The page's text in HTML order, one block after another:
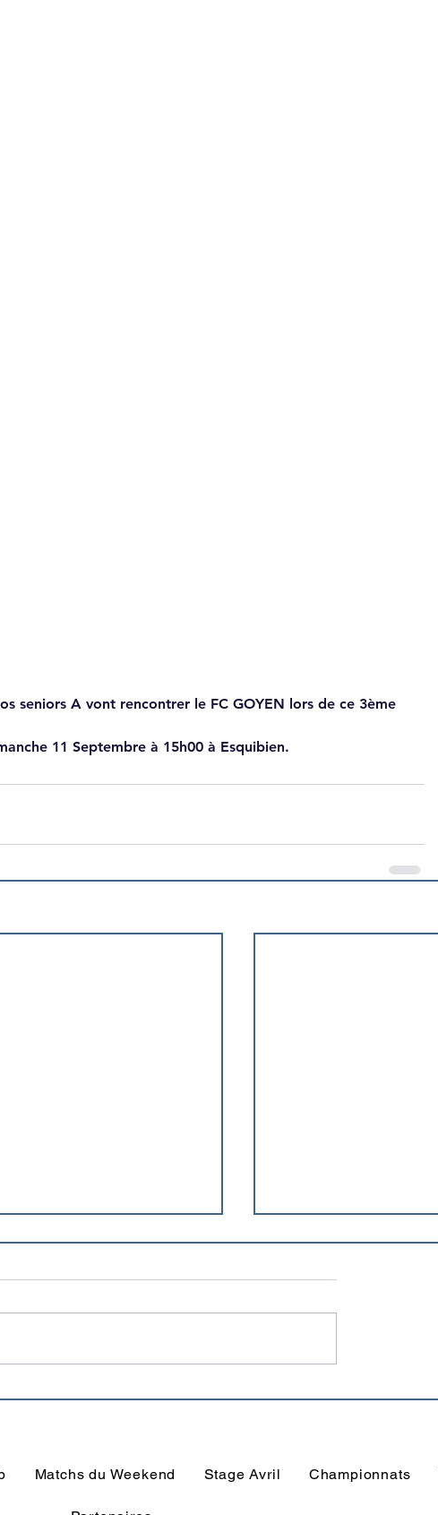
seniors A vont rencontrer le FC GOYEN lors de ce 3ème
11 Septembre à 15h00 à Esquibien.
Matchs du Weekend Stage Avril Championnats